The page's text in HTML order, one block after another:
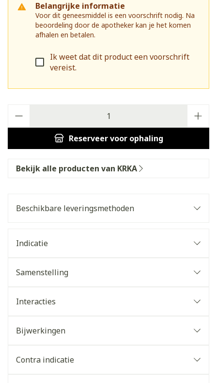
Belangrijke informatie
Voor dit geneesmiddel is een voorschrift nodig. Na
beoordeling door de apotheker kan je het komen
afhalen en betalen.
Ik weet dat dit product een voorschrift
vereist.
Reserveervoor ophaling
Bekijk alle producten van KRKA
Beschikbare leveringsmethoden
Indicatie
Samenstelling
Interacties
Bijwerkingen
Contra indicatie